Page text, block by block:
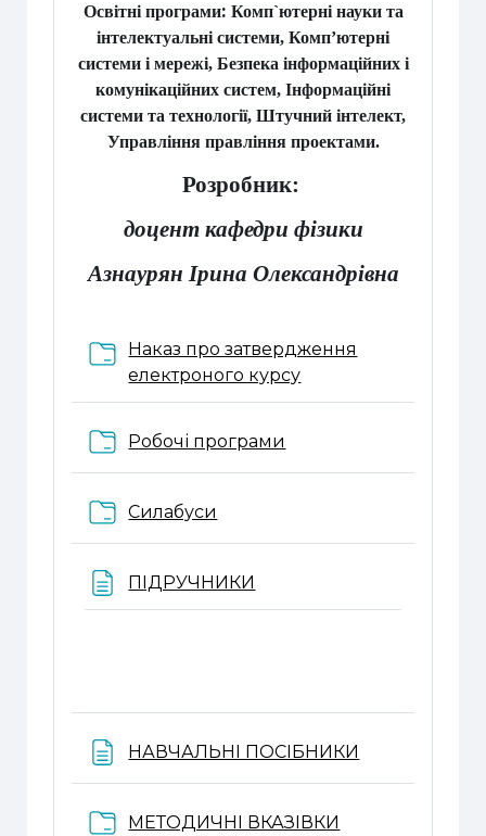
Освітні програми: Комп`ютерні науки та
інтелектуальні системи, Комп’ютерні
системи і мережі, Безпека інформаційних і
комунікаційних систем, Інформаційні
системи та технології, Штучний інтелект,
Управління правління проектами.
Розробник:
доцент кафедри фізики
Азнаурян Ірина Олександрівна
Наказ про затвердження
електроного курсуПапка
Робочі програми
Силабуси
ПІДРУЧНИКИ
НАВЧАЛЬНІ ПОСІБНИКИ
МЕТОДИЧНІ ВКАЗІВКИ